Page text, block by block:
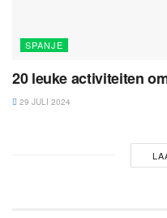
SPANJE
20 leuke activiteiten
29 JULI 2024